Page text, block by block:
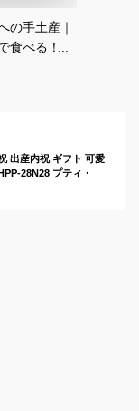
の手土産｜
食べる！お
出産内祝 ギフト 可愛
28N28 プティ・